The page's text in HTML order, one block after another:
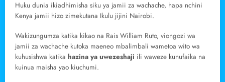
Huku dunia ikiadhimisha siku ya jamii za wachache, hapa nchini
Kenya jamii hizo zimekutana Ikulu jijini Nairobi.
Wakizungumza katika kikao na Rais William Ruto, viongozi wa
jamii za wachache kutoka maeneo mbalimbali wametoa wito wa
kuhusishwa katika hazina ya uwezeshaji ili waweze kunufaika na
kuinua maisha yao kiuchumi.